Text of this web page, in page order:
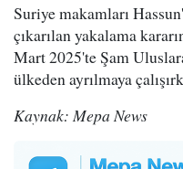
Suriye makamları
çıkarılan yakalama
Mart 2025'te Şam
ülkeden ayrılmaya
Kaynak: Mepa News